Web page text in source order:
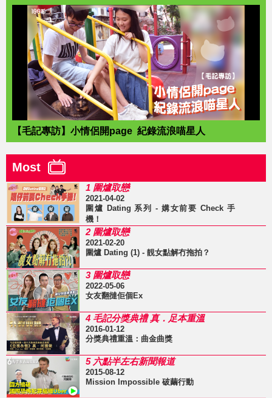
【毛記專訪】小情侶開page 紀錄流浪喵星人
Most
1 圍爐取戀
2021-04-02
圍爐 Dating 系列 - 媾女前要 Check 手
機！
2 圍爐取戀
2021-02-20
圍爐 Dating (1) - 靚女點解冇拖拍？
3 圍爐取戀
2022-05-06
女友翻撻佢個Ex
4 毛記分獎典禮 真．足本重溫
2016-01-12
分獎典禮重溫：曲金曲獎
5 六點半左右新聞報道
2015-08-12
Mission Impossible 破繭行動